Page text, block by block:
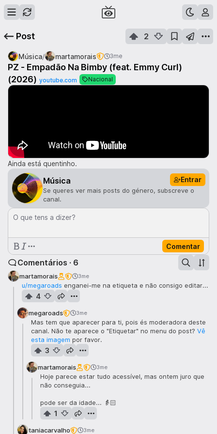
Post 2
Música/ martamorais 3me
PZ - Empadão Na Bimby (feat. Emmy Curl)
(2026) youtube.com Nacional
Ainda está quentinho.
Música Entrar
Se queres ver mais posts do género, subscreve o
canal.
O que tens a dizer?
Comentar
Comentários · 6
martamorais 3me
u/megaroads enganei-me na etiqueta e não consigo editar...
4
megaroads 3me
Mas tem que aparecer para ti, pois és moderadora deste
canal. Não te aparece o "Etiquetar" no menu do post? Vê
esta imagem por favor.
3
martamorais 3me
Hoje parece estar tudo acessível, mas ontem juro que
não conseguia...
pode ser da idade... 👵🏻
1
taniacarvalho 3me